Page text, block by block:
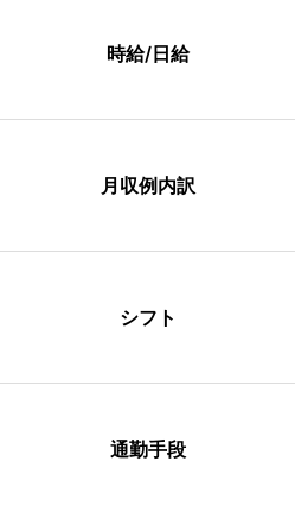
時給/日給
月収例内訳
シフト
通勤手段